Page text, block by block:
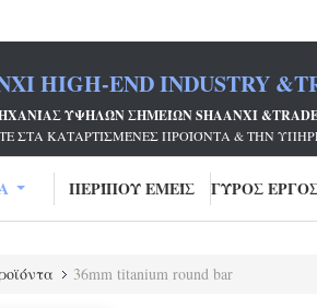
HIGH-END INDUSTRY
ΥΨΗΛΏΝ ΣΗΜΕΊΩΝ SHAANXI
ΣΤΑ ΚΑΤΑΡΤΙΣΜΈΝΕΣ ΠΡΟΪΌΝΤΑ & ΤΗΝ
ΠΕΡΊΠΟΥ ΕΜΕΊΣ
36mm titanium round bar